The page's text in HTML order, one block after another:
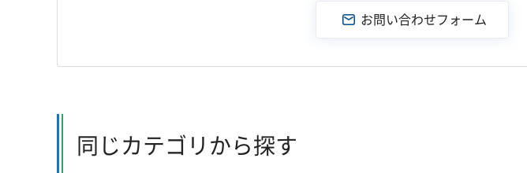
同じカテゴリから探す